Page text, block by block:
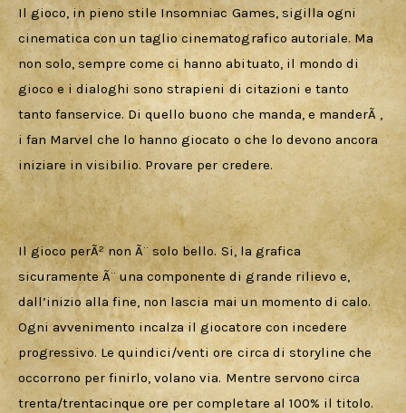
Il gioco, in pieno stile Insomniac Games, sigilla ogni
cinematica con un taglio cinematografico autoriale. Ma
non solo, sempre come ci hanno abituato, il mondo di
gioco e i dialoghi sono strapieni di citazioni e tanto
tanto fanservice. Di quello buono che manda, e manderÃ ,
i fan Marvel che lo hanno giocato o che lo devono ancora
iniziare in visibilio. Provare per credere.
Il gioco perÃ² non Ã¨ solo bello. Si, la grafica
sicuramente Ã¨ una componente di grande rilievo e,
dall’inizio alla fine, non lascia mai un momento di calo.
Ogni avvenimento incalza il giocatore con incedere
progressivo. Le quindici/venti ore circa di storyline che
occorrono per finirlo, volano via. Mentre servono circa
trenta/trentacinque ore per completare al 100% il titolo.